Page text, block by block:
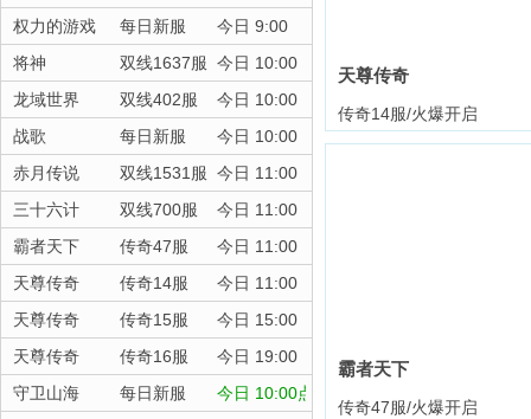
权力的游戏
每日新服
今日 9:00
将神
双线1637服 今日 10:00
龙域世界
双线402服
今日 10:00
战歌
每日新服
今日 10:00
赤月传说
双线1531服 今日 11:00
三十六计
双线700服
今日 11:00
霸者天下
传奇47服
今日 11:00
天尊传奇
传奇14服
今日 11:00
天尊传奇
传奇15服
今日 15:00
天尊传奇
传奇16服
今日 19:00
守卫山海
每日新服
今日 10:00点
天尊传奇
传奇14服/火爆开启
霸者天下
传奇47服/火爆开启